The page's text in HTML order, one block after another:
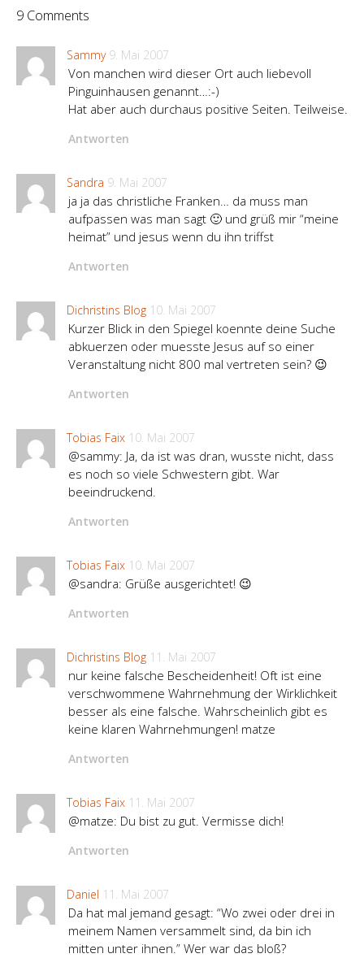
9 Comments
Sammy 9. Mai 2007
Von manchen wird dieser Ort auch liebevoll
Pinguinhausen genannt…:-)
Hat aber auch durchaus positive Seiten. Teilweise.
Antworten
Sandra 9. Mai 2007
ja ja das christliche Franken… da muss man
aufpassen was man sagt 🙂 und grüß mir “meine
heimat” und jesus wenn du ihn triffst
Antworten
Dichristins Blog 10. Mai 2007
Kurzer Blick in den Spiegel koennte deine Suche
abkuerzen oder muesste Jesus auf so einer
Veranstaltung nicht 800 mal vertreten sein? 😉
Antworten
Tobias Faix 10. Mai 2007
@sammy: Ja, da ist was dran, wusste nicht, dass
es noch so viele Schwestern gibt. War
beeindruckend.
Antworten
Tobias Faix 10. Mai 2007
@sandra: Grüße ausgerichtet! 😉
Antworten
Dichristins Blog 11. Mai 2007
nur keine falsche Bescheidenheit! Oft ist eine
verschwommene Wahrnehmung der Wirklichkeit
besser als eine falsche. Wahrscheinlich gibt es
keine klaren Wahrnehmungen! matze
Antworten
Tobias Faix 11. Mai 2007
@matze: Du bist zu gut. Vermisse dich!
Antworten
Daniel 11. Mai 2007
Da hat mal jemand gesagt: “Wo zwei oder drei in
meinem Namen versammelt sind, da bin ich
mitten unter ihnen.” Wer war das bloß?